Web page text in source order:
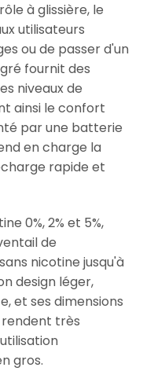
à glissière, le
utilisateurs
ou de passer d'un
fournit des
niveaux de
ainsi le confort
par une batterie
en charge la
rapide et
0%, 2% et 5%,
de
nicotine jusqu'à
design léger,
et ses dimensions
très
gros.